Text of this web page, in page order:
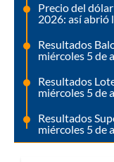
Precio del
2026: así abrió
Resultados
miércoles 5 de
Resultados
miércoles 5 de
Resultados
miércoles 5 de